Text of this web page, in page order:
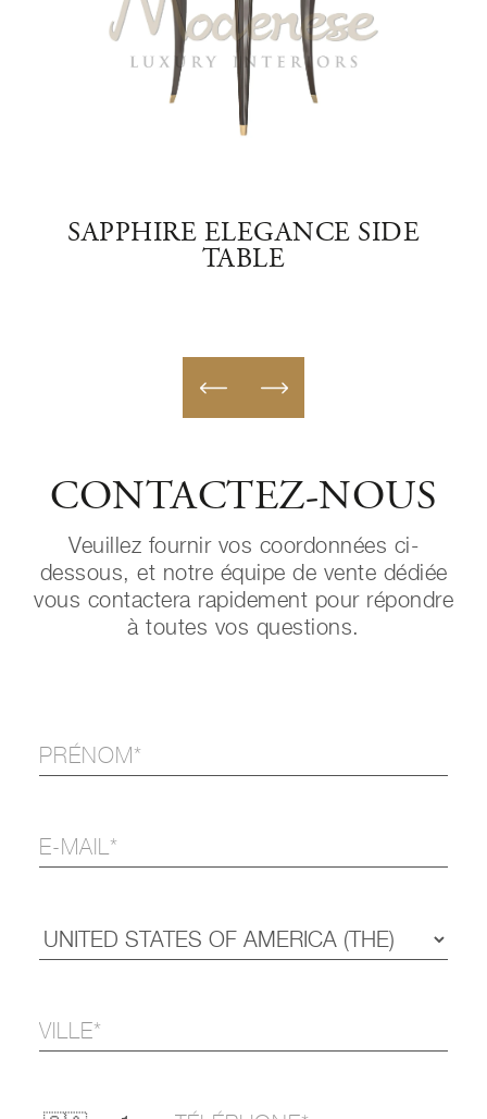
SAPPHIRE ELEGANCE SIDE
TABLE
CONTACTEZ-NOUS
Veuillez fournir vos coordonnées ci-
dessous, et notre équipe de vente dédiée
vous contactera rapidement pour répondre
à toutes vos questions.